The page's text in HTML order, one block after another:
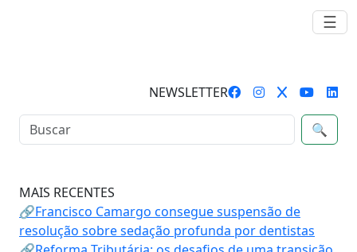
☰
NEWSLETTER
🔍
MAIS RECENTES
🔗Francisco Camargo consegue suspensão de
resolução sobre sedação profunda por dentistas